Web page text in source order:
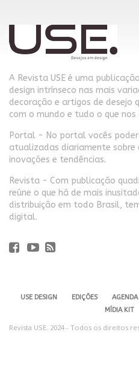
A Revista USE é uma
design intrínseco nas mais
decoração e artigos de desejo
com o mundo e tudo o que nos
Portal - No portal vocês
atualizadas diariamente sobre
inovações e tendências.
Revista - Com publicação
reúne o que há de mais
distribuição em todo Brasil,
digital.
USE DESIGN EDIÇÕES AGENDA
MÍDIA KIT
Revista USE. 2024 - Todos os direitos